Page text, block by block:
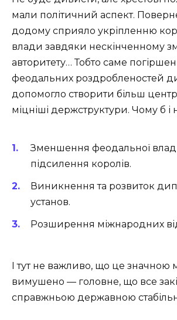
мали політичний аспект.
додому сприяло укріпленню
влади завдяки нескінченному
авторитету… Тобто саме
феодальних роздробленостей
допомогло створити більш
міцніші держструктури. Чому б і
Зменшення феодальної
підсилення королів.
Виникнення та розвиток
установ.
Розширення міжнародних
І тут не важливо, що це значною
вимушено — головне, що все
справжньою державною